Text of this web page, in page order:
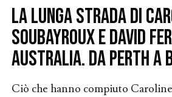
La lunga strada di
Soubayroux e David
Australia. Da Perth a
Ciò che hanno compiuto